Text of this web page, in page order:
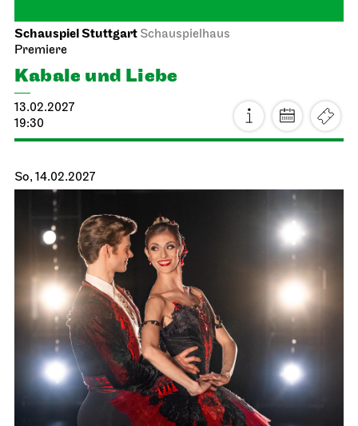
Schauspiel Stuttgart Schauspielhaus
Premiere
Kabale und Liebe
13.02.2027
19:30
So, 14.02.2027